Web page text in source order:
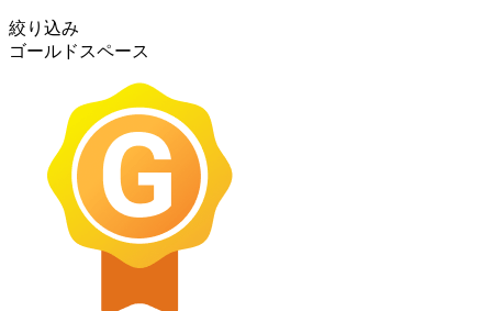
絞り込み
ゴールドスペース